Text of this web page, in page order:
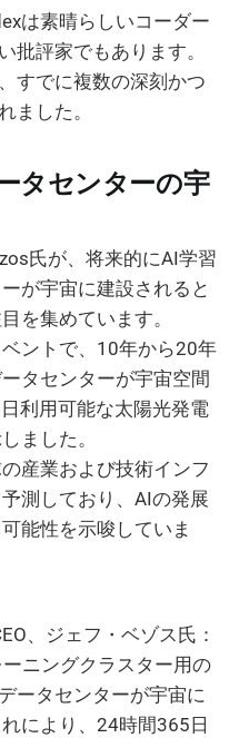
は素晴らしいコーダー
批評家でもあります。
すでに複数の深刻かつ
ました。
タセンターの宇
氏が、将来的にAI学習
が宇宙に建設されると
を集めています。
ントで、10年から20年
タセンターが宇宙空間
利用可能な太陽光発電
ました。
産業および技術インフ
測しており、AIの発展
能性を示唆していま
、ジェフ・ベゾス氏：
ニングクラスター用の
ータセンターが宇宙に
により、24時間365日